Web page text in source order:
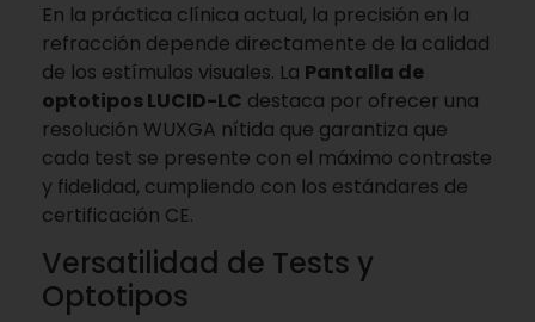
En la práctica clínica actual, la precisión en la
refracción depende directamente de la calidad
de los estímulos visuales. La Pantalla de
optotipos LUCID-LC destaca por ofrecer una
resolución WUXGA nítida que garantiza que
cada test se presente con el máximo contraste
y fidelidad, cumpliendo con los estándares de
certificación CE.
Versatilidad de Tests y
Optotipos